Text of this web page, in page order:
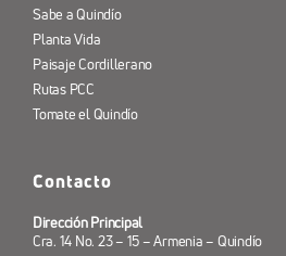
Sabe a Quindío
Planta Vida
Paisaje Cordillerano
Rutas PCC
Tomate el Quindío
Contacto
Dirección Principal
Cra. 14 No. 23 – 15 – Armenia – Quindío